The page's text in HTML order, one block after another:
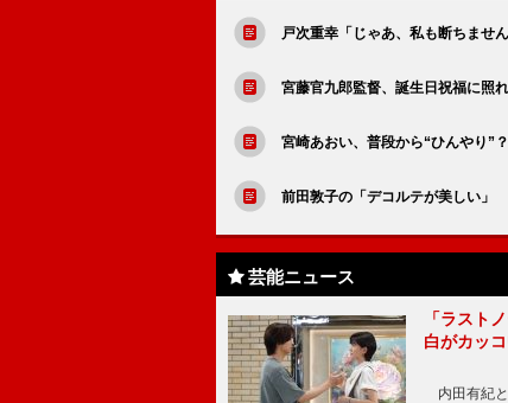
戸次重幸「じゃあ、私も断ちませ
宮藤官九郎監督、誕生日祝福に照
宮崎あおい、普段から“ひんやり”
前田敦子の「デコルテが美しい」
芸能ニュース
「ラスト
白がカッ
内田有紀と